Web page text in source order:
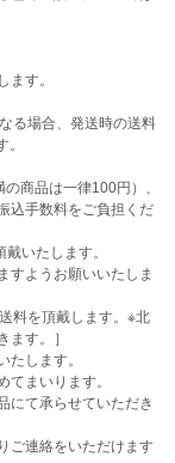
ます。
る場合、発送時の送料
商品は一律100円）、
込手数料をご負担くだ
いたします。
すようお願いいたしま
料を頂戴します。※北
す。］
します。
まいります。
にて承らせていただき
ご連絡をいただけます